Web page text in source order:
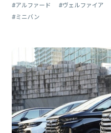
#アルファード #ヴェルファイア
#ミニバン